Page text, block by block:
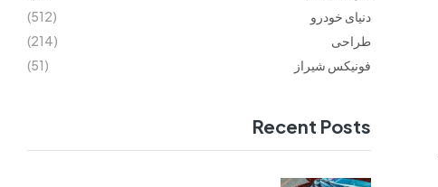
دنیای خودرو
(512)
طراحی
(214)
فونیکس شیراز
(51)
Recent Posts